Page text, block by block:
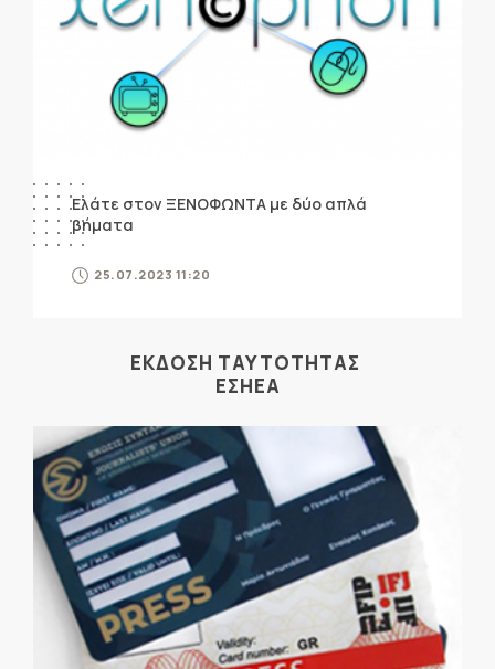
Ελάτε στον ΞΕΝΟΦΩΝΤΑ με δύο απλά
βήματα
25.07.2023 11:20
ΕΚΔΟΣΗ ΤΑΥΤΟΤΗΤΑΣ
ΕΣΗΕΑ